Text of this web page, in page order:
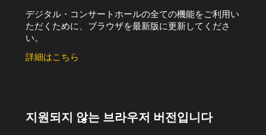
デジタル・コンサートホールの全ての機能をご利用い
ただくために、ブラウザを最新版に更新してくださ
い。
詳細はこちら
지원되지 않는 브라우저 버전입니다